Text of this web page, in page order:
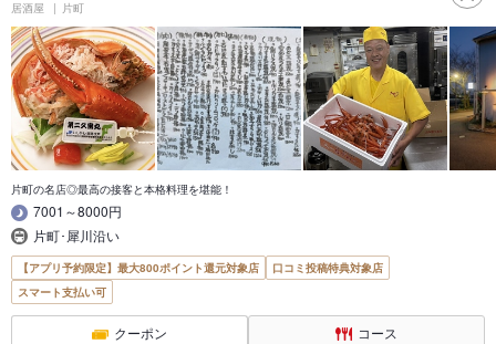
居酒屋 片町
片町の名店◎最高の接客と本格料理を堪能！
7001～8000円
片町･犀川沿い
【アプリ予約限定】最大800ポイント還元対象店
口コミ投稿特典対象店
スマート支払い可
クーポン コース